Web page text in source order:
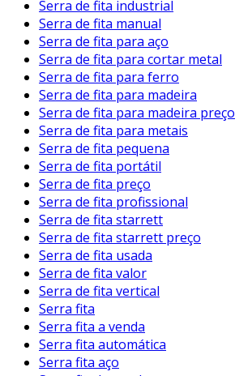
Serra de fita industrial
Serra de fita manual
Serra de fita para aço
Serra de fita para cortar metal
Serra de fita para ferro
Serra de fita para madeira
Serra de fita para madeira preço
Serra de fita para metais
Serra de fita pequena
Serra de fita portátil
Serra de fita preço
Serra de fita profissional
Serra de fita starrett
Serra de fita starrett preço
Serra de fita usada
Serra de fita valor
Serra de fita vertical
Serra fita
Serra fita a venda
Serra fita automática
Serra fita aço